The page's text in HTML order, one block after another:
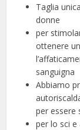
Taglia
donne
per
ottenere
sanguigna
Abbiamo
per essere
per lo sci e